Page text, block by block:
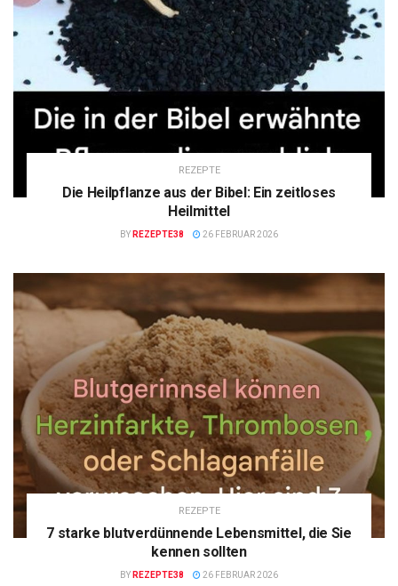
REZEPTE
Die Heilpflanze aus der Bibel: Ein zeitloses
Heilmittel
BY REZEPTE38 26 FEBRUAR 2026
REZEPTE
7 starke blutverdünnende Lebensmittel, die Sie
kennen sollten
BY REZEPTE38 26 FEBRUAR 2026